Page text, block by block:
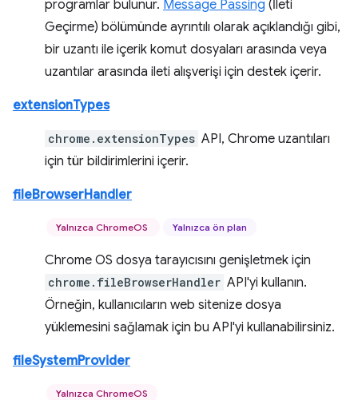
programlar bulunur. Message Passing (İleti
Geçirme) bölümünde ayrıntılı olarak açıklandığı gibi,
bir uzantı ile içerik komut dosyaları arasında veya
uzantılar arasında ileti alışverişi için destek içerir.
extensionTypes
chrome.extensionTypes API, Chrome uzantıları
için tür bildirimlerini içerir.
fileBrowserHandler
Yalnızca ChromeOS Yalnızca ön plan
Chrome OS dosya tarayıcısını genişletmek için
chrome.fileBrowserHandler API'yi kullanın.
Örneğin, kullanıcıların web sitenize dosya
yüklemesini sağlamak için bu API'yi kullanabilirsiniz.
fileSystemProvider
Yalnızca ChromeOS